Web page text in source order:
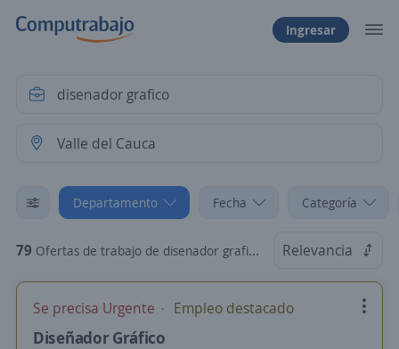
Ingresar
Departamento Fecha Categoría
79 Ofertas de trabajo de disenador grafico en Valle del Cauca Relevancia
Se precisa Urgente Empleo destacado
Diseñador Gráfico